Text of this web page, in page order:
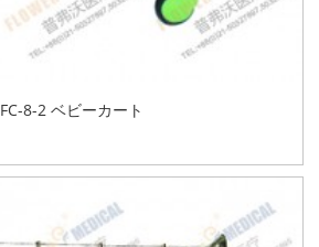
FC-8-2 ベビーカート